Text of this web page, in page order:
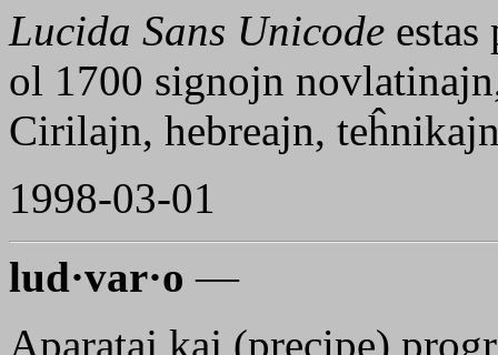
Lucida Sans Unicode
ol 1700 signojn
Cirilajn, hebreajn,
1998-03-01
lud·var·o —
Aparataj kaj (precipe)